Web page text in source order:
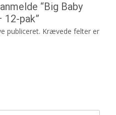
“Big Baby
12-pak”
publiceret. Krævede felter er